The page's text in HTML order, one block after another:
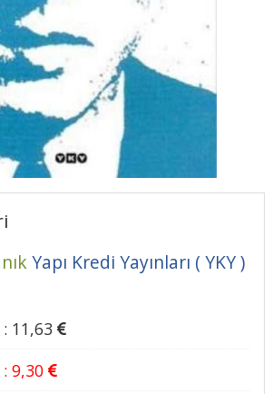
Yapı Kredi Yayınları ( YKY )
: 11,63
: 9,30